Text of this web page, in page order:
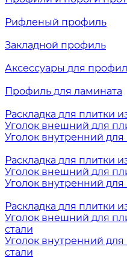
Рифленый профиль
Закладной профиль
Аксессуары для
Профиль для ламината
Раскладка для плитки
Уголок внешний для
Уголок внутренний для
Раскладка для плитки
Уголок внешний для
Уголок внутренний
Раскладка для плитки
Уголок внешний для
стали
Уголок внутренний
стали